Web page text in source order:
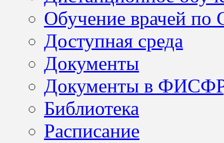
Обучение врачей по
Доступная среда
Документы
Документы в
Библиотека
Расписание